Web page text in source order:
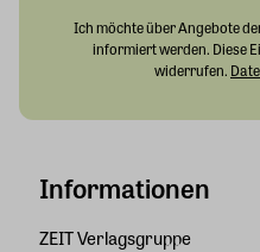
Informationen
ZEIT Verlagsgruppe
Ich möchte über Angebote
informiert werden. Diese
widerrufen.